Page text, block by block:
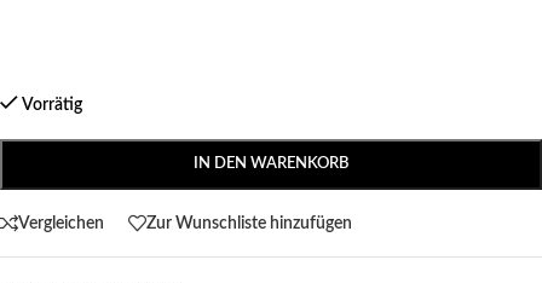
Vorrätig
IN DEN WARENKORB
Vergleichen Zur Wunschliste hinzufügen